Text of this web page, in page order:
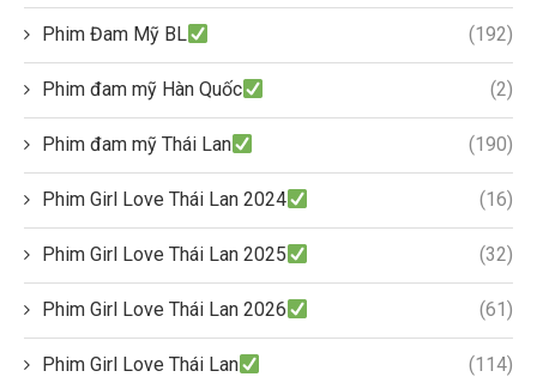
Phim Đam Mỹ BL (192)
Phim đam mỹ Hàn Quốc (2)
Phim đam mỹ Thái Lan (190)
Phim Girl Love Thái Lan 2024 (16)
Phim Girl Love Thái Lan 2025 (32)
Phim Girl Love Thái Lan 2026 (61)
Phim Girl Love Thái Lan (114)